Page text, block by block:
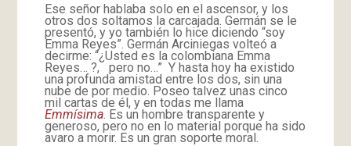
Ese señor hablaba solo en el ascensor, y los
otros dos soltamos la carcajada. Germán se le
presentó, y yo también lo hice diciendo “soy
Emma Reyes”. Germán Arciniegas volteó a
decirme: “¿Usted es la colombiana Emma
Reyes… ?, pero no…” Y hasta hoy ha existido
una profunda amistad entre los dos, sin una
nube de por medio. Poseo talvez unas cinco
mil cartas de él, y en todas me llama
Emmísima. Es un hombre transparente y
generoso, pero no en lo material porque ha sido
avaro a morir. Es un gran soporte moral.